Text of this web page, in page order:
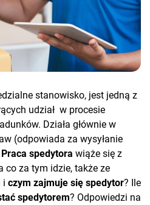
stanowisko, jest jedną z
udział w procesie
Działa głównie w
(odpowiada za wysyłanie
Praca spedytora wiąże się z
za tym idzie, także ze
i czym zajmuje się spedytor? Ile
spedytorem? Odpowiedzi na